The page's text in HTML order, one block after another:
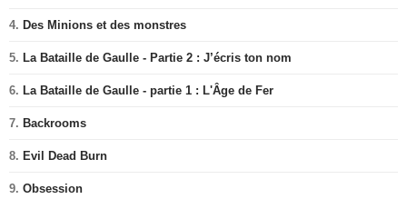
4. Des Minions et des monstres
5. La Bataille de Gaulle - Partie 2 : J’écris ton nom
6. La Bataille de Gaulle - partie 1 : L'Âge de Fer
7. Backrooms
8. Evil Dead Burn
9. Obsession